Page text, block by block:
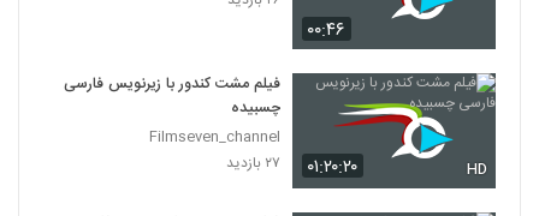
۰۰:۴۶
۰۱:۲۰:۲۰ HD
فیلم مشت کندور با زیرنویس فارسی
چسبیده
Filmseven_channel
۲۷ بازدید